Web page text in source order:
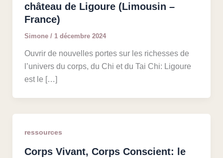
château de Ligoure (Limousin –
France)
Simone / 1 décembre 2024
Ouvrir de nouvelles portes sur les richesses de
l’univers du corps, du Chi et du Tai Chi: Ligoure
est le […]
ressources
Corps Vivant, Corps Conscient: le